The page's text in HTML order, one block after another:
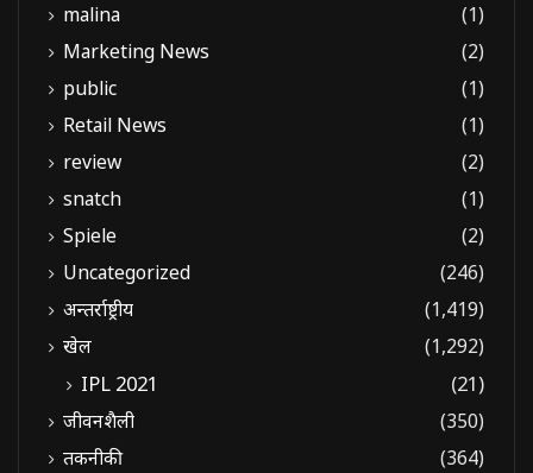
malina
(1)
Marketing News
(2)
public
(1)
Retail News
(1)
review
(2)
snatch
(1)
Spiele
(2)
Uncategorized
(246)
अन्तर्राष्ट्रीय
(1,419)
खेल
(1,292)
IPL 2021 (21)
जीवनशैली
(350)
तकनीकी
(364)